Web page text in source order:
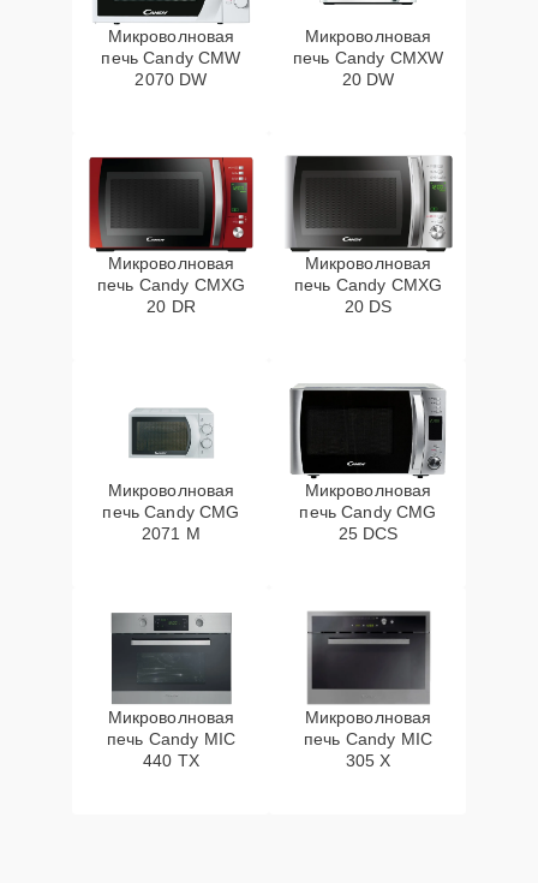
Микроволновая
печь Candy CMW
2070 DW
Микроволновая
печь Candy CMXW
20 DW
Микроволновая
печь Candy CMXG
20 DR
Микроволновая
печь Candy CMXG
20 DS
Микроволновая
печь Candy CMG
2071 M
Микроволновая
печь Candy CMG
25 DCS
Микроволновая
печь Candy MIC
440 TX
Микроволновая
печь Candy MIC
305 X